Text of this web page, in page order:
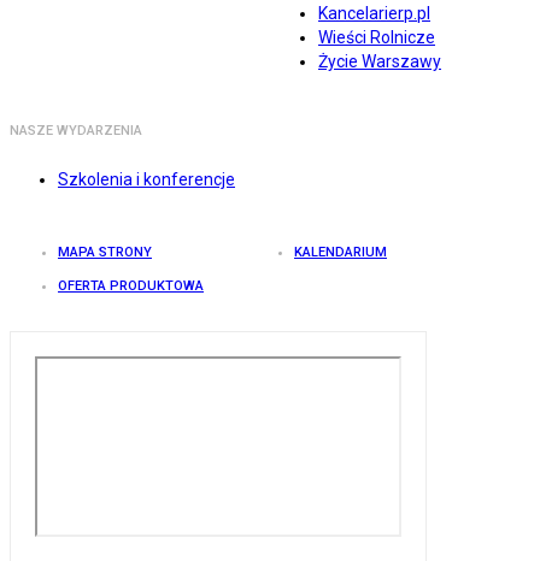
Kancelarierp.pl
Wieści Rolnicze
Życie Warszawy
NASZE WYDARZENIA
Szkolenia i konferencje
MAPA STRONY KALENDARIUM
OFERTA PRODUKTOWA